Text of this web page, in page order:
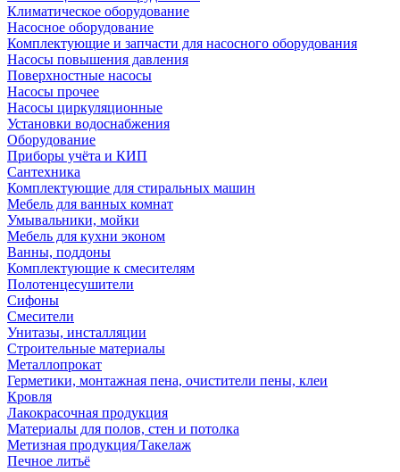
Климатическое оборудование
Насосное оборудование
Комплектующие и запчасти для насосного оборудования
Насосы повышения давления
Поверхностные насосы
Насосы прочее
Насосы циркуляционные
Установки водоснабжения
Оборудование
Приборы учёта и КИП
Сантехника
Комплектующие для стиральных машин
Мебель для ванных комнат
Умывальники, мойки
Мебель для кухни эконом
Ванны, поддоны
Комплектующие к смесителям
Полотенцесушители
Сифоны
Смесители
Унитазы, инсталляции
Строительные материалы
Металлопрокат
Герметики, монтажная пена, очистители пены, клеи
Кровля
Лакокрасочная продукция
Материалы для полов, стен и потолка
Метизная продукция/Такелаж
Печное литьё